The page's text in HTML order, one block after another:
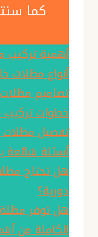
كما
أهمية تركيب
أنواع مظلات
تصاميم
خطوات
تفصيل
أسئلة شائعة
هل تحتاج
دورية؟
هل توفر مظلة
الكاملة من